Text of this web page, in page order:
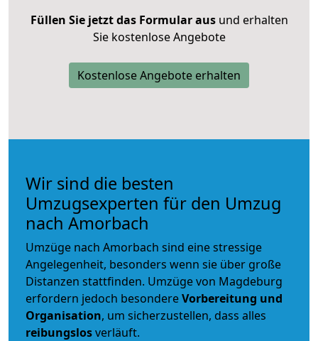
Füllen Sie jetzt das Formular ausund erhalten
Sie kostenlose Angebote
Kostenlose Angebote erhalten
Wir sind die besten
Umzugsexperten für den Umzug
nach Amorbach
Umzüge nach Amorbach sind eine stressige
Angelegenheit, besonders wenn sie über große
Distanzen stattfinden. Umzüge von Magdeburg
erfordern jedoch besondereVorbereitung und
Organisation, um sicherzustellen, dass alles
reibungslosverläuft.